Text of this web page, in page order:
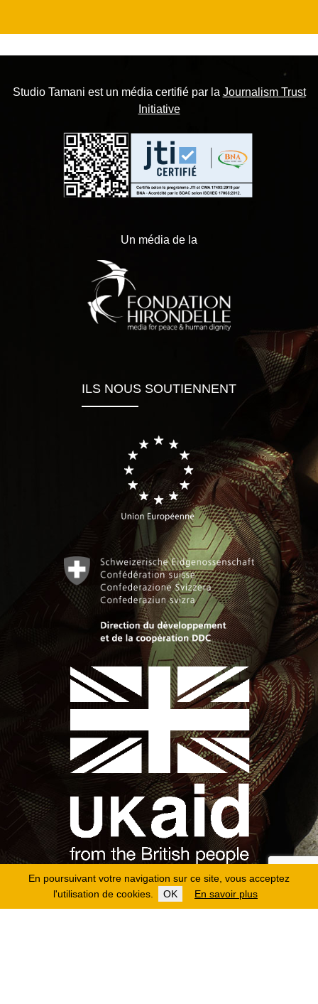
En poursuivant votre navigation sur ce site, vous acceptez
l'utilisation de cookies.
OK En savoir plus
Studio Tamani est un média certifié par la Journalism Trust
Initiative
Un média de la
ILS NOUS SOUTIENNENT